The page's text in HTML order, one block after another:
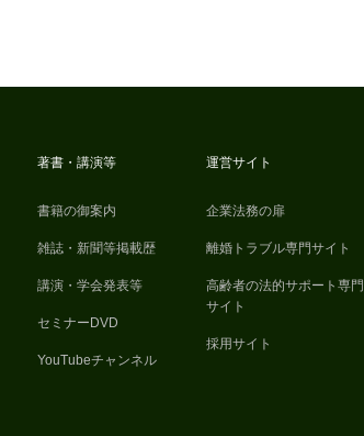
著書・講演等
書籍の御案内
雑誌・新聞等掲載歴
講演・学会発表等
セミナーDVD
YouTubeチャンネル
運営サイト
企業法務の扉
離婚トラブル専門サイト
高齢者の法的サポート専門
サイト
採用サイト